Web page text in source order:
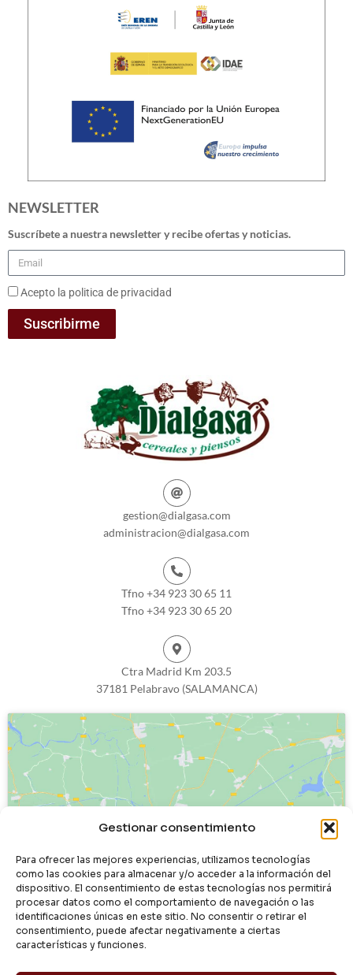
Gestionar consentimiento
Para ofrecer las mejores experiencias, utilizamos tecnologías
como las cookies para almacenar y/o acceder a la información del
dispositivo. El consentimiento de estas tecnologías nos permitirá
procesar datos como el comportamiento de navegación o las
identificaciones únicas en este sitio. No consentir o retirar el
consentimiento, puede afectar negativamente a ciertas
características y funciones.
NEWSLETTER
Suscríbete a nuestra newsletter y recibe ofertas y noticias.
Acepto la politica de privacidad
Suscribirme
gestion@dialgasa.com
administracion@dialgasa.com
Tfno +34 923 30 65 11
Tfno +34 923 30 65 20
Ctra Madrid Km 203.5
37181 Pelabravo (SALAMANCA)
Haz clic para aceptar cookies de